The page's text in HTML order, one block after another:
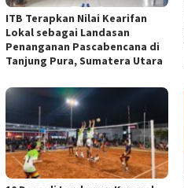
ITB Terapkan Nilai Kearifan
Lokal sebagai Landasan
Penanganan Pascabencana di
Tanjung Pura, Sumatera Utara